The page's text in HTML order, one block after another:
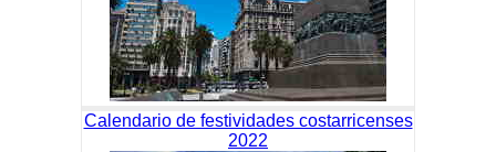
Calendario de festividades costarricenses
2022